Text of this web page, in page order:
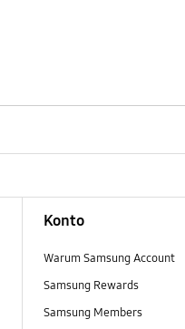
Konto
Warum Samsung Account
Samsung Rewards
Samsung Members